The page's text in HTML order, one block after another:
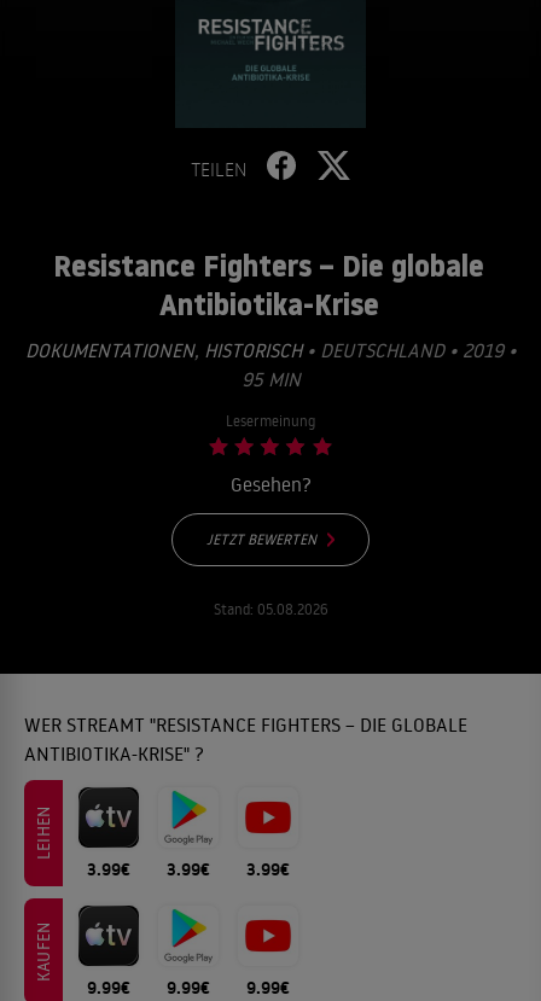
TEILEN
Resistance Fighters – Die globale
Antibiotika-Krise
DOKUMENTATIONEN, HISTORISCH• DEUTSCHLAND • 2019 •
95 MIN
Lesermeinung
Gesehen?
JETZT BEWERTEN
Stand: 05.08.2026
WER STREAMT "RESISTANCE FIGHTERS – DIE GLOBALE
ANTIBIOTIKA-KRISE" ?
LEIHEN
3.99€ 3.99€ 3.99€
KAUFEN
9.99€ 9.99€ 9.99€